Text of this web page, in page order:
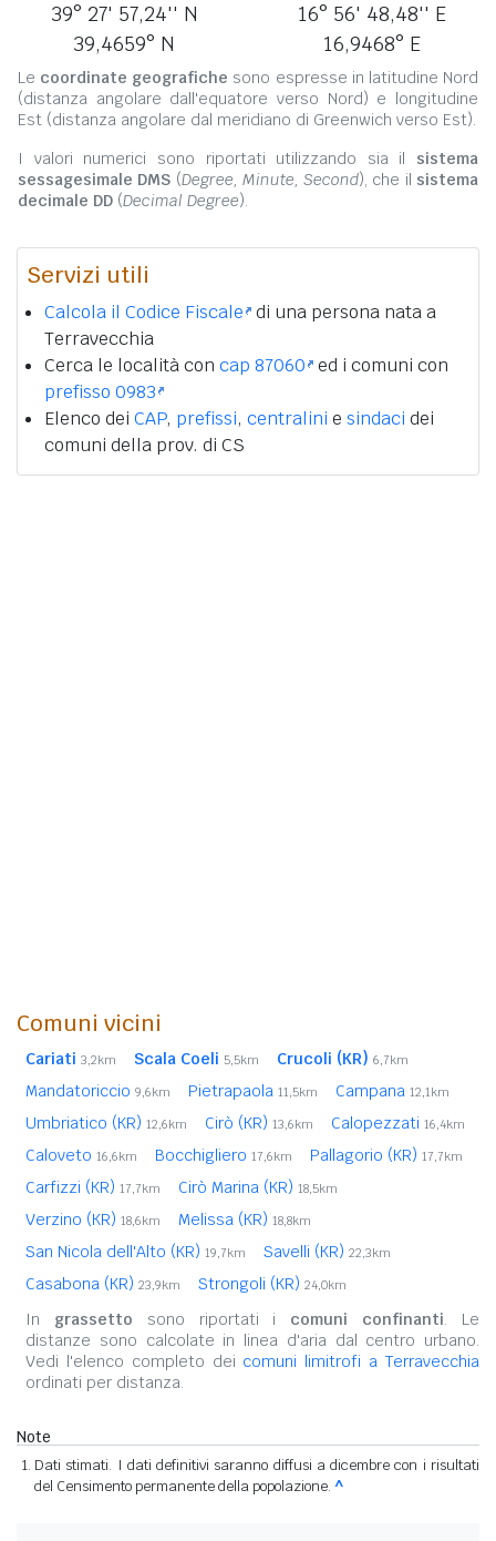
39° 27' 57,24'' N
39,4659° N
16° 56' 48,48'' E
16,9468° E
Le coordinate geografiche sono espresse in latitudine Nord
(distanza angolare dall'equatore verso Nord) e longitudine
Est (distanza angolare dal meridiano di Greenwich verso Est).
I valori numerici sono riportati utilizzando sia il sistema
sessagesimale DMS (Degree, Minute, Second), che il sistema
decimale DD (Decimal Degree).
Servizi utili
Calcola il Codice Fiscale di una persona nata a
Terravecchia
Cerca le località con cap 87060 ed i comuni con
prefisso 0983
Elenco dei CAP, prefissi, centralini e sindaci dei
comuni della prov. di CS
Comuni vicini
Cariati 3,2km Scala Coeli 5,5km Crucoli (KR) 6,7km
Mandatoriccio 9,6km Pietrapaola 11,5km Campana 12,1km
Umbriatico (KR) 12,6km Cirò (KR) 13,6km Calopezzati 16,4km
Caloveto 16,6km Bocchigliero 17,6km Pallagorio (KR) 17,7km
Carfizzi (KR) 17,7km Cirò Marina (KR) 18,5km
Verzino (KR) 18,6km Melissa (KR) 18,8km
San Nicola dell'Alto (KR) 19,7km Savelli (KR) 22,3km
Casabona (KR) 23,9km Strongoli (KR) 24,0km
In grassetto sono riportati i comuni confinanti. Le
distanze sono calcolate in linea d'aria dal centro urbano.
Vedi l'elenco completo dei comuni limitrofi a Terravecchia
ordinati per distanza.
Note
Dati stimati. I dati definitivi saranno diffusi a dicembre con i risultati
del Censimento permanente della popolazione. ^